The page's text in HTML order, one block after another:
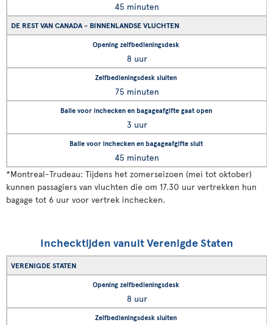
45 minuten
DE REST VAN CANADA - BINNENLANDSE VLUCHTEN
8 uur
75 minuten
3 uur
45 minuten
*Montreal-Trudeau: Tijdens het zomerseizoen (mei tot oktober)
kunnen passagiers van vluchten die om 17.30 uur vertrekken hun
bagage tot 6 uur voor vertrek inchecken.
Inchecktijden vanuit Verenigde Staten
VERENIGDE STATEN
8 uur